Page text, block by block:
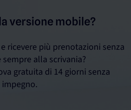
versione mobile?
ricevere più prenotazioni senza
sempre alla scrivania?
gratuita di 14 giorni senza
impegno.